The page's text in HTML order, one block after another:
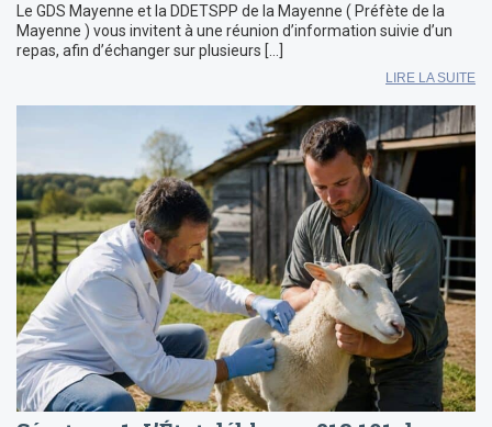
Le GDS Mayenne et la DDETSPP de la Mayenne ( Préfète de la
Mayenne ) vous invitent à une réunion d’information suivie d’un
repas, afin d’échanger sur plusieurs […]
LIRE LA SUITE